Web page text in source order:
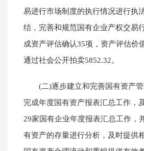
易进行市场制度的执行情况进行执
结，完善和规范国有企业产权交易
成资产评估确认35项，资产评估价
通过社会公开拍卖5852.32。
(二)逐步建立和完善国有资产
完成年度国有资产报表汇总工作，
29家国有企业年度报表汇总工作，
有资产的存量进行分析，及时提供